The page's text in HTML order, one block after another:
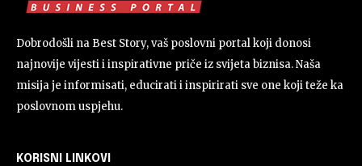
Dobrodošli na Best Story, vaš poslovni portal koji donosi
najnovije vijesti i inspirativne priče iz svijeta biznisa. Naša
misija je informisati, educirati i inspirirati sve one koji teže ka
poslovnom uspjehu.
KORISNI LINKOVI